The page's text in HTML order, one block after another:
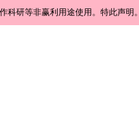
科研等非赢利用途使用。特此声明。